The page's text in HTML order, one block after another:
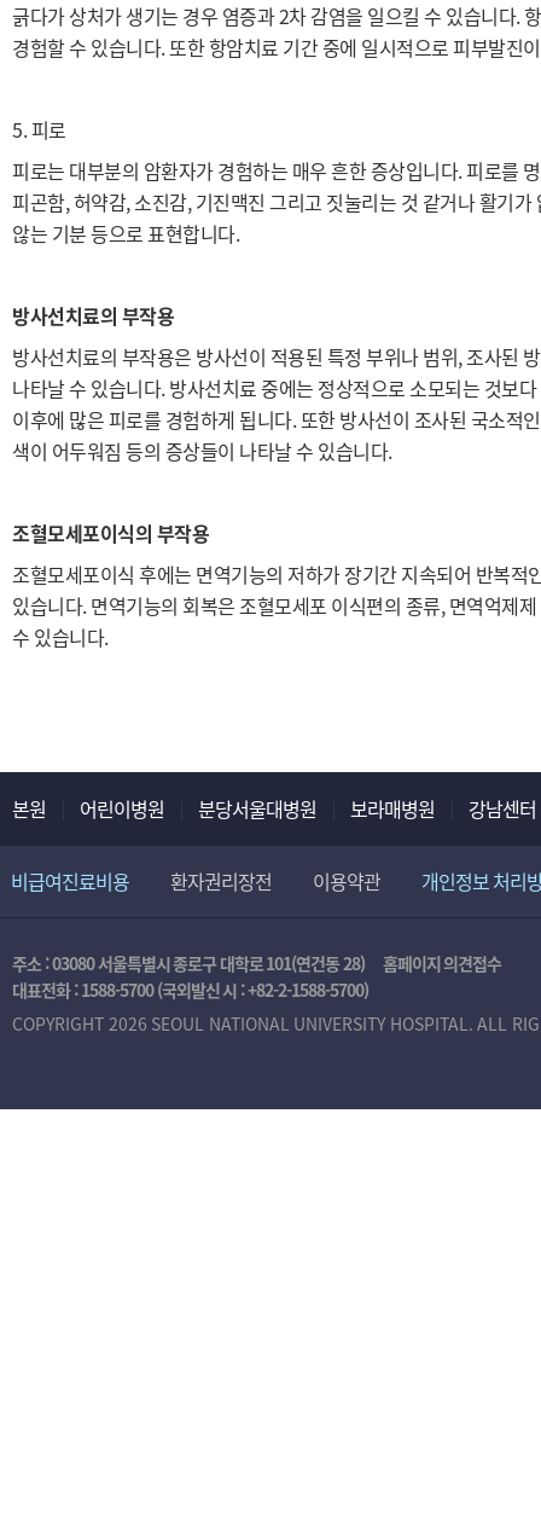
긁다가 상처가 생기는 경우 염증과 2차 감염을 일으킬 수 있습니다.
경험할 수 있습니다. 또한 항암치료 기간 중에 일시적으로 피부발진
5. 피로
피로는 대부분의 암환자가 경험하는 매우 흔한 증상입니다. 피로를
피곤함, 허약감, 소진감, 기진맥진 그리고 짓눌리는 것 같거나 활기
않는 기분 등으로 표현합니다.
방사선치료의 부작용
방사선치료의 부작용은 방사선이 적용된 특정 부위나 범위, 조사된
나타날 수 있습니다. 방사선치료 중에는 정상적으로 소모되는 것보
이후에 많은 피로를 경험하게 됩니다. 또한 방사선이 조사된 국소적
색이 어두워짐 등의 증상들이 나타날 수 있습니다.
조혈모세포이식의 부작용
조혈모세포이식 후에는 면역기능의 저하가 장기간 지속되어 반복
있습니다. 면역기능의 회복은 조혈모세포 이식편의 종류, 면역억제
수 있습니다.
본원 어린이병원 분당서울대병원 보라매병원 강남센터
비급여진료비용 환자권리장전 이용약관 개인정보 처리
주소 : 03080 서울특별시 종로구 대학로 101(연건동 28)
홈페이지 의견접수
대표전화 :1588-5700(국외발신 시 :+82-2-1588-5700)
COPYRIGHT 2026 SEOUL NATIONAL UNIVERSITY HOSPITAL. ALL